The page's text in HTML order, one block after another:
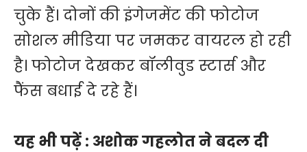
चुके हैं। दोनों की इंगेजमेंट की फोटोज
सोशल मीडिया पर जमकर वायरल हो रही
है। फोटोज देखकर बॉलीवुड स्टार्स और
फैंस बधाई दे रहे हैं।
यह भी पढ़ें : अशोक गहलोत ने बदल दी